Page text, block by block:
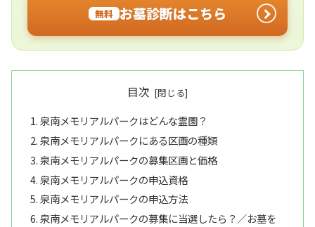
無料 お墓診断はこちら
目次
泉南メモリアルパークはどんな霊園？
泉南メモリアルパークにある区画の種類
泉南メモリアルパークの募集区画と価格
泉南メモリアルパークの申込資格
泉南メモリアルパークの申込方法
泉南メモリアルパークの募集に当選したら？／お墓を